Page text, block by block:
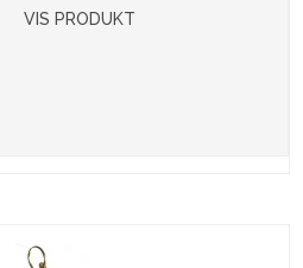
VIS PRODUKT